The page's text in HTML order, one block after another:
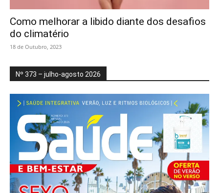
Como melhorar a libido diante dos desafios
do climatério
18 de Outubro, 2023
Nº 373 – julho-agosto 2026